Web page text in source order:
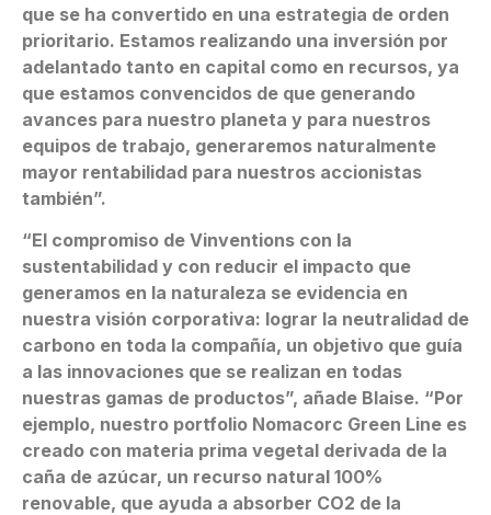
que se ha convertido en una estrategia de orden
prioritario. Estamos realizando una inversión por
adelantado tanto en capital como en recursos, ya
que estamos convencidos de que generando
avances para nuestro planeta y para nuestros
equipos de trabajo, generaremos naturalmente
mayor rentabilidad para nuestros accionistas
también”.
“El compromiso de Vinventions con la
sustentabilidad y con reducir el impacto que
generamos en la naturaleza se evidencia en
nuestra visión corporativa: lograr la neutralidad de
carbono en toda la compañía, un objetivo que guía
a las innovaciones que se realizan en todas
nuestras gamas de productos”, añade Blaise. “Por
ejemplo, nuestro portfolio Nomacorc Green Line es
creado con materia prima vegetal derivada de la
caña de azúcar, un recurso natural 100%
renovable, que ayuda a absorber CO2 de la